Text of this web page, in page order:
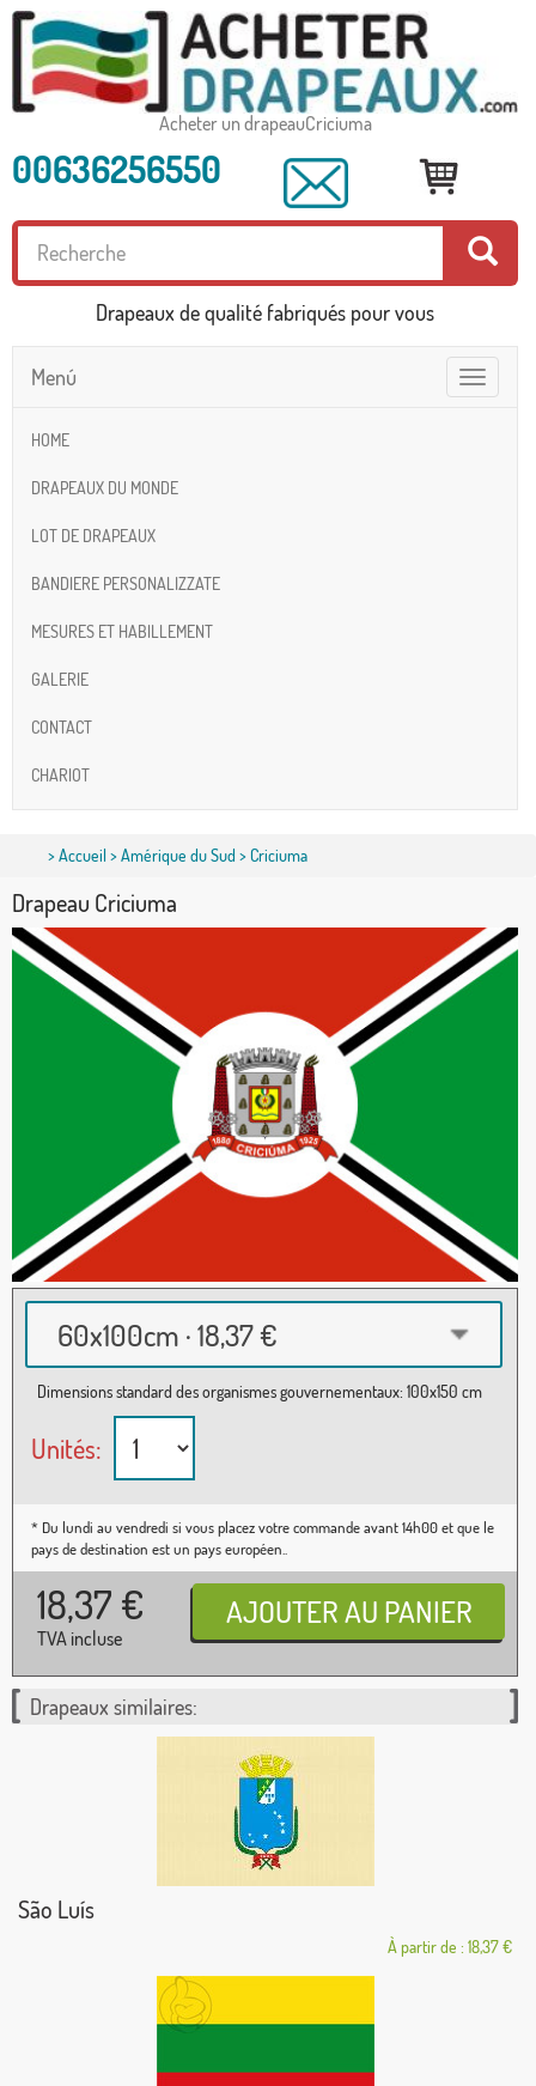
Acheter un drapeauCriciuma
00636256550
Drapeaux de qualité fabriqués pour vous
Toggle
navigation
Menú
HOME
DRAPEAUX DU MONDE
LOT DE DRAPEAUX
BANDIERE PERSONALIZZATE
MESURES ET HABILLEMENT
GALERIE
CONTACT
CHARIOT
>Accueil>Amérique du Sud > Criciuma
Drapeau Criciuma
60x100cm · 18,37 €
Dimensions standard des organismes gouvernementaux: 100x150 cm
Unités:
* Du lundi au vendredi si vous placez votre commande avant 14h00 et que le
pays de destination est un pays européen..
18,37 €
TVA incluse
Drapeaux similaires:
São Luís
À partir de : 18,37 €